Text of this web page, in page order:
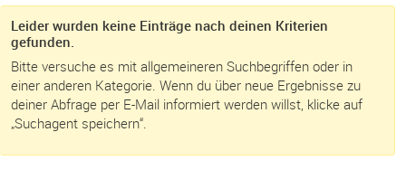
Leider wurden keine Einträge nach deinen Kriterien
gefunden.
Bitte versuche es mit allgemeineren Suchbegriffen oder in
einer anderen Kategorie. Wenn du über neue Ergebnisse zu
deiner Abfrage per E-Mail informiert werden willst, klicke auf
„Suchagent speichern“.